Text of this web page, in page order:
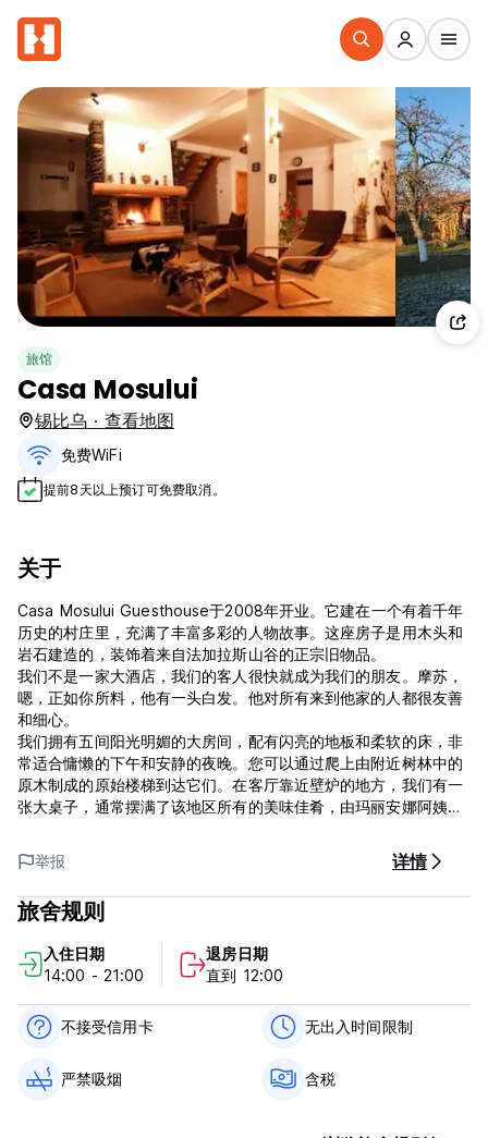
旅馆
Casa Mosului
锡比乌 · 查看地图
免费WiFi
提前8天以上预订可免费取消。
关于
Casa Mosului Guesthouse于2008年开业。它建在一个有着千年
历史的村庄里，充满了丰富多彩的人物故事。这座房子是用木头和
岩石建造的，装饰着来自法加拉斯山谷的正宗旧物品。
我们不是一家大酒店，我们的客人很快就成为我们的朋友。摩苏，
嗯，正如你所料，他有一头白发。他对所有来到他家的人都很友善
和细心。
我们拥有五间阳光明媚的大房间，配有闪亮的地板和柔软的床，非
常适合慵懒的下午和安静的夜晚。您可以通过爬上由附近树林中的
原木制成的原始楼梯到达它们。在客厅靠近壁炉的地方，我们有一
张大桌子，通常摆满了该地区所有的美味佳肴，由玛丽安娜阿姨精
我们期待您拥有一个从春天到秋天都盛开的花园，晚上您可以在这
里多喝一杯葡萄酒，甚至可以自己烧烤。如果您没有心情喝酒和吃
饭，您可以聆听隐藏在草丛中的蟋蟀的叫声。冬季，我们的花园会
免费堆雪人。 (Auto-translated from original language)
举报 详情
旅舍规则
入住日期
14:00 - 21:00
退房日期
直到 12:00
不接受信用卡 无出入时间限制
严禁吸烟 含税